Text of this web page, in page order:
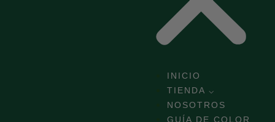
INICIO
TIENDA ⌵
NOSOTROS
GUÍA DE COLOR